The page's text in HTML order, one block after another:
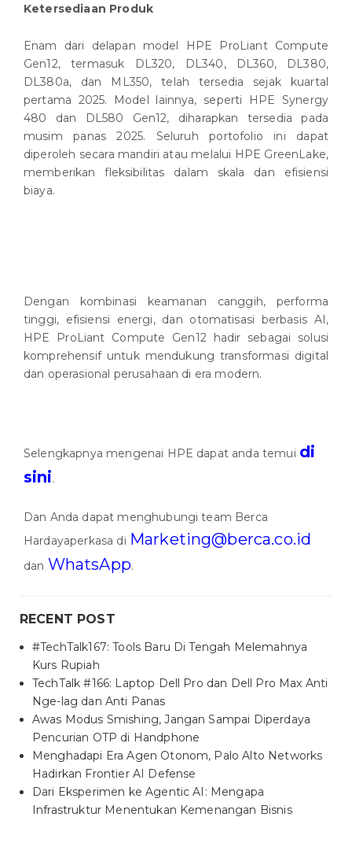
Ketersediaan Produk
Enam dari delapan model HPE ProLiant Compute
Gen12, termasuk DL320, DL340, DL360, DL380,
DL380a, dan ML350, telah tersedia sejak kuartal
pertama 2025. Model lainnya, seperti HPE Synergy
480 dan DL580 Gen12, diharapkan tersedia pada
musim panas 2025. Seluruh portofolio ini dapat
diperoleh secara mandiri atau melalui HPE GreenLake,
memberikan fleksibilitas dalam skala dan efisiensi
biaya.
Dengan kombinasi keamanan canggih, performa
tinggi, efisiensi energi, dan otomatisasi berbasis AI,
HPE ProLiant Compute Gen12 hadir sebagai solusi
komprehensif untuk mendukung transformasi digital
dan operasional perusahaan di era modern.
Selengkapnya mengenai HPE dapat anda temui di
sini.
Dan Anda dapat menghubungi team Berca
Hardayaperkasa di Marketing@berca.co.id
dan WhatsApp.
RECENT POST
#TechTalk167: Tools Baru Di Tengah Melemahnya
Kurs Rupiah
TechTalk #166: Laptop Dell Pro dan Dell Pro Max Anti
Nge-lag dan Anti Panas
Awas Modus Smishing, Jangan Sampai Diperdaya
Pencurian OTP di Handphone
Menghadapi Era Agen Otonom, Palo Alto Networks
Hadirkan Frontier AI Defense
Dari Eksperimen ke Agentic AI: Mengapa
Infrastruktur Menentukan Kemenangan Bisnis